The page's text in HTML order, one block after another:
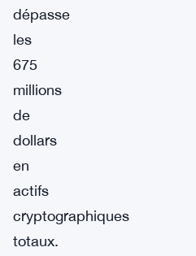
dépasse
les
675
millions
de
dollars
en
actifs
cryptographiques
totaux.